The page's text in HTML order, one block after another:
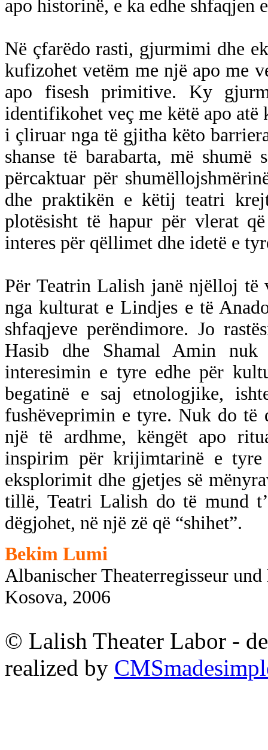
apo historinë, e ka edhe shfaqjen
Në çfarëdo rasti, gjurmimi dhe
kufizohet vetëm me një apo me
apo fisesh primitive. Ky
identifikohet veç me këtë apo
i çliruar nga të gjitha këto
shanse të barabarta, më
përcaktuar për
dhe praktikën e këtij teatri
plotësisht të hapur për vlerat
interes për qëllimet dhe idetë e
Për Teatrin Lalish janë njëlloj të
nga kulturat e Lindjes e të
shfaqjeve perëndimore. Jo
Hasib dhe Shamal Amin
interesimin e tyre edhe për
begatinë e saj etnologjike,
fushëveprimin e tyre. Nuk do të
një të ardhme, këngët apo
inspirim për krijimtarinë e
eksplorimit dhe gjetjes së
tillë, Teatri Lalish do të mund
dëgjohet, në një zë që “shihet”.
Bekim Lumi
Albanischer Theaterregisseur
Kosova, 2006
© Lalish Theater Labor -
realized by